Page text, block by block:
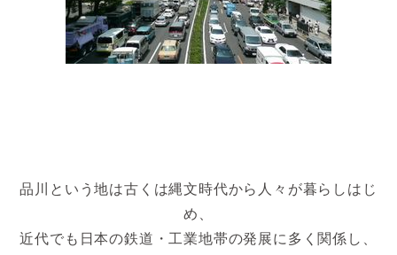
品川という地は古くは縄文時代から人々が暮らしはじ
め、
近代でも日本の鉄道・工業地帯の発展に多く関係し、